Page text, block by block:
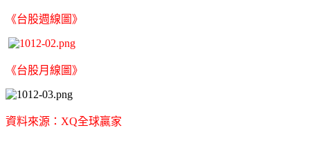
《台股週線圖》
《台股月線圖》
資料來源：XQ全球贏家